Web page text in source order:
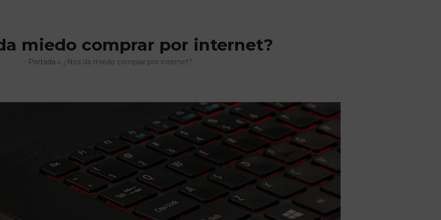
miedo comprar por internet?
Portada » ¿Nos da miedo comprar por internet?